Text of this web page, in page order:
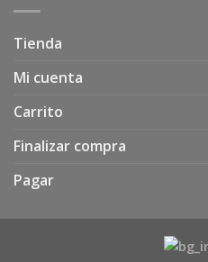
Tienda
Mi cuenta
Carrito
Finalizar compra
Pagar